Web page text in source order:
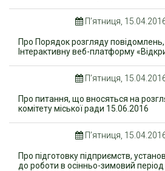
П’ятниця,
Про Порядок розгляду
Інтерактивну веб-платформу
П’ятниця,
Про питання, що вносяться на
комітету міської ради 15.06.2016
П’ятниця,
Про підготовку підприємств,
до роботи в осінньо-зимовий